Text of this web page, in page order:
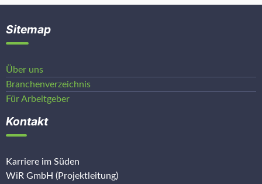
Sitemap
Über uns
Branchenverzeichnis
Für Arbeitgeber
Kontakt
Karriere im Süden
WiR GmbH (Projektleitung)